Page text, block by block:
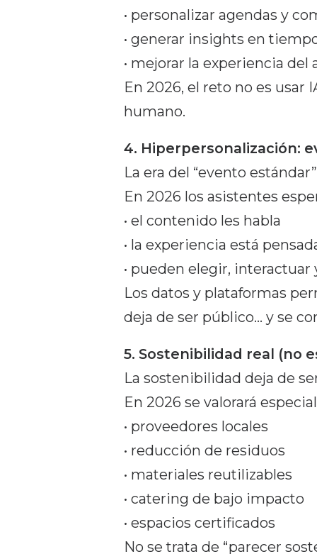
• personalizar agendas y
• generar insights en
• mejorar la experiencia del
En 2026, el reto no es usar
humano.
4. Hiperpersonalización:
La era del “evento
En 2026 los asistentes
• el contenido les habla
• la experiencia está
• pueden elegir,
Los datos y plataformas
deja de ser público… y se
5. Sostenibilidad real (no
La sostenibilidad deja de
En 2026 se valorará
• proveedores locales
• reducción de residuos
• materiales reutilizables
• catering de bajo impacto
• espacios certificados
No se trata de “parecer